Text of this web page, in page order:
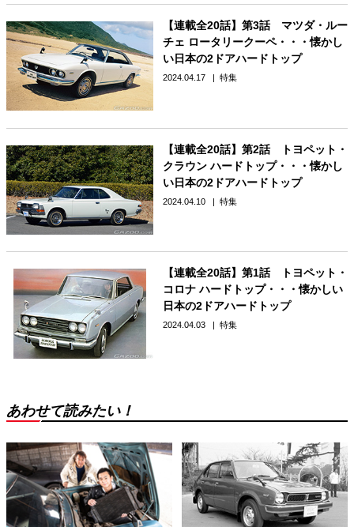
【連載全20話】第3話 マツダ・ルー
チェ ロータリークーペ・・・懐かし
い日本の2ドアハードトップ
2024.04.17 特集
【連載全20話】第2話 トヨペット・
クラウン ハードトップ・・・懐かし
い日本の2ドアハードトップ
2024.04.10 特集
【連載全20話】第1話 トヨペット・
コロナ ハードトップ・・・懐かしい
日本の2ドアハードトップ
2024.04.03 特集
あわせて読みたい！